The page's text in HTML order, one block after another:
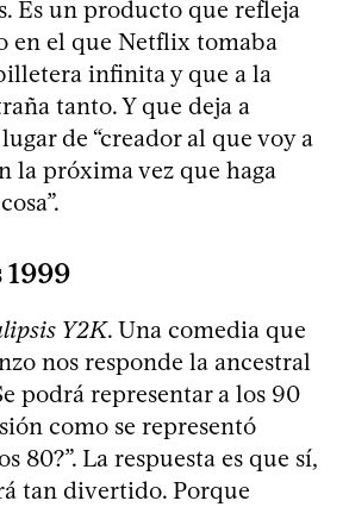
Es un producto que refleja
en el que Netflix tomaba
infinita y que a la
tanto. Y que deja a
de “creador al que voy a
la próxima vez que haga
1999
Y2K. Una comedia que
nos responde la ancestral
podrá representar a los 90
como se representó
80?”. La respuesta es que sí,
tan divertido. Porque